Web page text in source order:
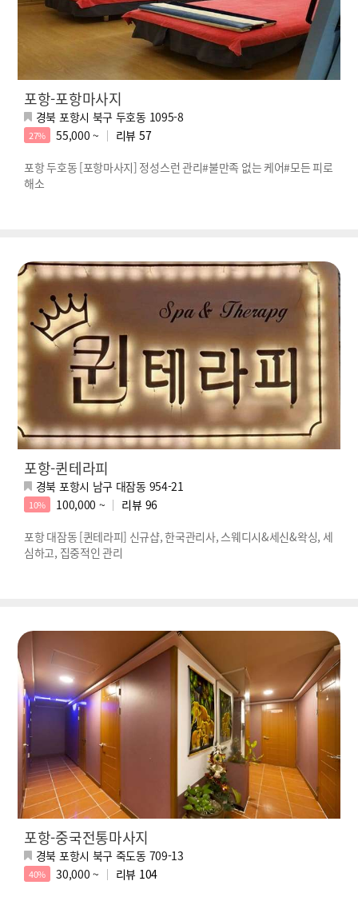
포항-포항마사지
경북 포항시 북구 두호동 1095-8
27% 55,000 ~ 리뷰 57
포항 두호동 [포항마사지] 정성스런 관리#불만족 없는 케어#모든 피로
해소
포항-퀸테라피
경북 포항시 남구 대잠동 954-21
10% 100,000 ~ 리뷰 96
포항 대잠동 [퀸테라피] 신규샵, 한국관리사, 스웨디시&세신&왁싱, 세
심하고, 집중적인 관리
포항-중국전통마사지
경북 포항시 북구 죽도동 709-13
40% 30,000 ~ 리뷰 104